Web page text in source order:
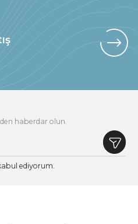
haberdar olun.
ediyorum.